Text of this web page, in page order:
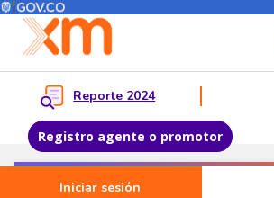
Pasar al contenido principal
Menú del Usuario
Reporte 2024
Registro agente o promotor
Iniciar sesión
Menu
Noticias Agentes